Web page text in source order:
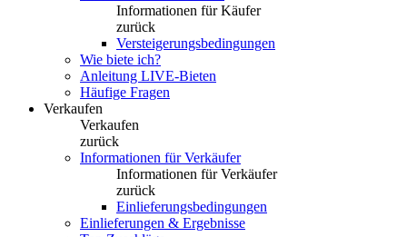
Informationen für Käufer
zurück
Versteigerungsbedingungen
Wie biete ich?
Anleitung LIVE-Bieten
Häufige Fragen
Verkaufen
Verkaufen
zurück
Informationen für Verkäufer
Informationen für Verkäufer
zurück
Einlieferungsbedingungen
Einlieferungen & Ergebnisse